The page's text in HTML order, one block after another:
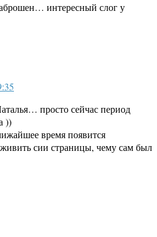
интересный слог у
просто сейчас период
))
время появится
сии страницы, чему сам был